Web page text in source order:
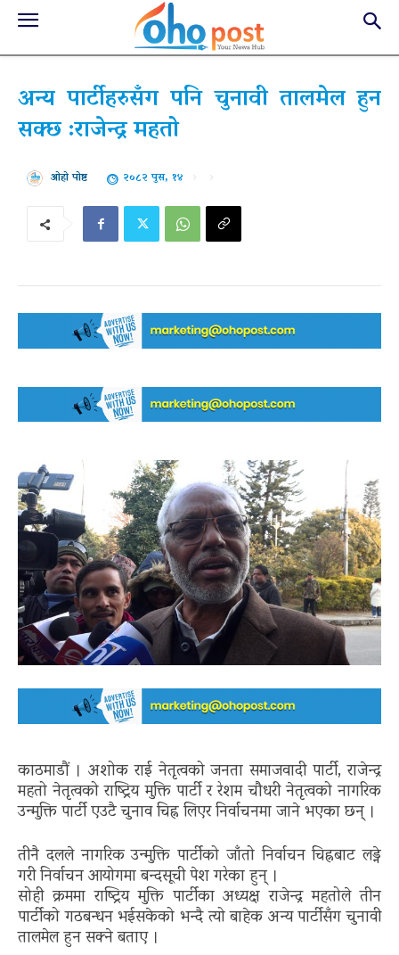
अन्य पार्टीहरुसँग पनि चुनावी तालमेल हुन
सक्छ :राजेन्द्र महतो
ओहो पोष्ट २०८२ पुस, १४
काठमाडौं । अशोक राई नेतृत्वको जनता समाजवादी पार्टी, राजेन्द्र
महतो नेतृत्वको राष्ट्रिय मुक्ति पार्टी र रेशम चौधरी नेतृत्वको नागरिक
उन्मुक्ति पार्टी एउटै चुनाव चिह्न लिएर निर्वाचनमा जाने भएका छन् ।
तीनै दलले नागरिक उन्मुक्ति पार्टीको जाँतो निर्वाचन चिह्नबाट लड्ने
गरी निर्वाचन आयोगमा बन्दसूची पेश गरेका हुन् ।
सोही क्रममा राष्ट्रिय मुक्ति पार्टीका अध्यक्ष राजेन्द्र महतोले तीन
पार्टीको गठबन्धन भईसकेको भन्दै त्यो बाहेक अन्य पार्टीसँग चुनावी
तालमेल हुन सक्ने बताए ।